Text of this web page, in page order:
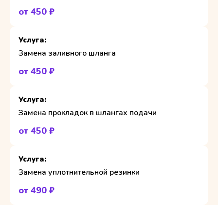
от 450 ₽
Замена заливного шланга
от 450 ₽
Замена прокладок в шлангах подачи
от 450 ₽
Замена уплотнительной резинки
от 490 ₽